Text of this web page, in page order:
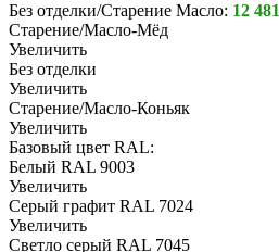
Без отделки/Старение Масло: 12 481
Старение/Масло-Мёд
Увеличить
Без отделки
Увеличить
Старение/Масло-Коньяк
Увеличить
Базовый цвет RAL:
Белый RAL 9003
Увеличить
Серый графит RAL 7024
Увеличить
Светло серый RAL 7045